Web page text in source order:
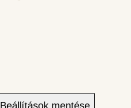
Beállítások mentése